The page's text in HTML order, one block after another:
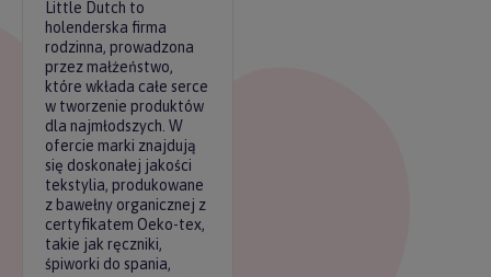
Little Dutch to
holenderska firma
rodzinna, prowadzona
przez małżeństwo,
które wkłada całe serce
w tworzenie produktów
dla najmłodszych. W
ofercie marki znajdują
się doskonałej jakości
tekstylia, produkowane
z bawełny organicznej z
certyfikatem Oeko-tex,
takie jak ręczniki,
śpiworki do spania,